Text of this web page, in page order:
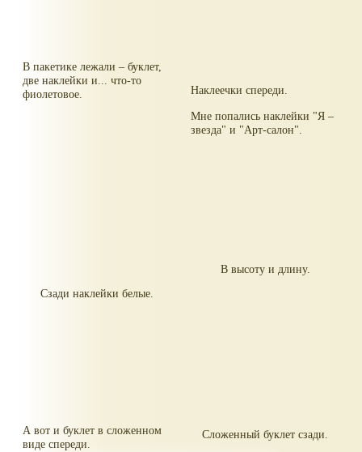
В пакетике лежали – буклет,
две наклейки и... что-то
фиолетовое.
Наклеечки спереди.
Мне попались наклейки "Я –
звезда" и "Арт-салон".
Сзади наклейки белые.
В высоту и длину.
А вот и буклет в сложенном
виде спереди.
Сложенный буклет сзади.